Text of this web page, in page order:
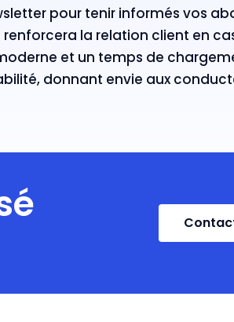
pour tenir informés vos
la relation client en
et un temps de
donnant envie aux